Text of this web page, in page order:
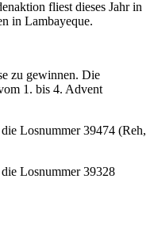
fliest dieses Jahr in
in Lambayeque.
zu gewinnen. Die
1. bis 4. Advent
Losnummer 39474 (Reh,
Losnummer 39328